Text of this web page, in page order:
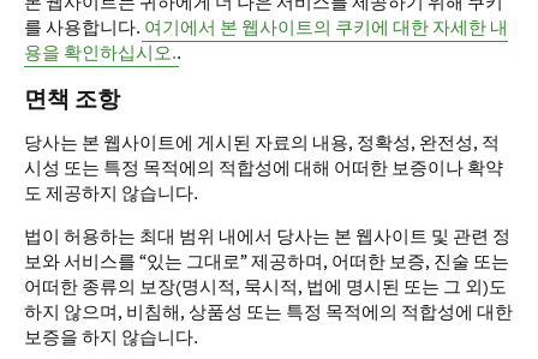
를 사용합니다. 여기에서 본 웹사이트의 쿠키에 대한 자세한 내
용을 확인하십시오..
면책 조항
당사는 본 웹사이트에 게시된 자료의 내용, 정확성, 완전성, 적
시성 또는 특정 목적에의 적합성에 대해 어떠한 보증이나 확약
도 제공하지 않습니다.
법이 허용하는 최대 범위 내에서 당사는 본 웹사이트 및 관련 정
보와 서비스를 “있는 그대로” 제공하며, 어떠한 보증, 진술 또는
어떠한 종류의 보장(명시적, 묵시적, 법에 명시된 또는 그 외)도
하지 않으며, 비침해, 상품성 또는 특정 목적에의 적합성에 대한
보증을 하지 않습니다.